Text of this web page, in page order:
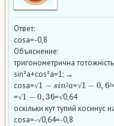
Ответ:
cosa=-0,8
Объяснение:
тригонометрична
sin²a+cos²a=1; →
cosa=√
1− si ²a
=√
=√
1− 0,36
=√0,64
оскільки кут тупий косинус
cosa=-√0,64=-0,8